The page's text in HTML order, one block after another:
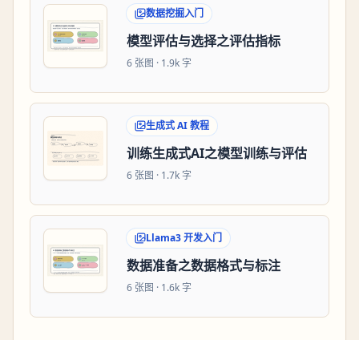
数据挖掘入门
模型评估与选择之评估指标
6 张图 · 1.9k 字
生成式 AI 教程
训练生成式AI之模型训练与评估
6 张图 · 1.7k 字
Llama3 开发入门
数据准备之数据格式与标注
6 张图 · 1.6k 字